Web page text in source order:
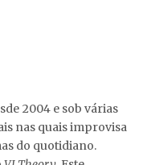
2004 e sob várias
nas quais improvisa
do quotidiano.